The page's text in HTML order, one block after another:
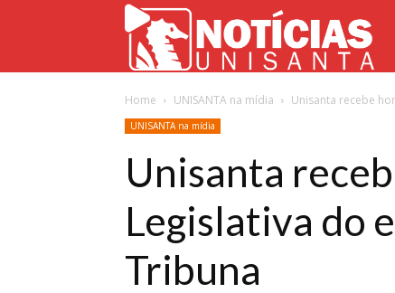
Home UNISANTA na mídia Unisanta recebe
UNISANTA na mídia
Unisanta
Legislativa do
Tribuna